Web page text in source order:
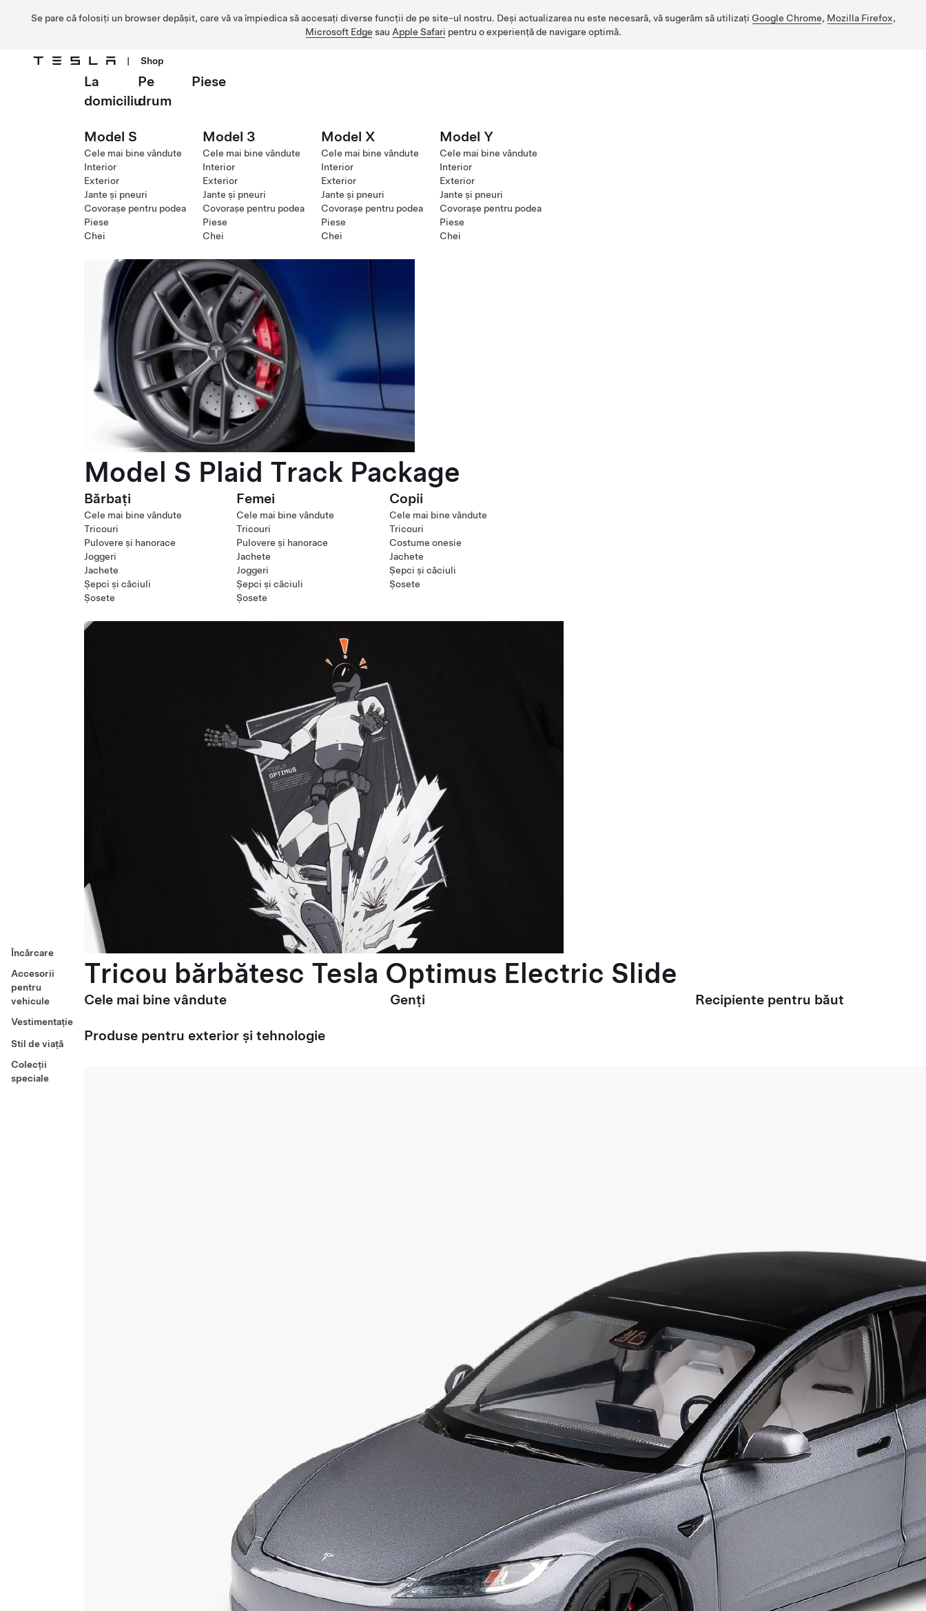
Se pare că folosiți un browser depășit, care vă va împiedica să accesați diverse funcții de pe site-ul nostru. Deși actualizarea nu este necesară, vă sugerăm să utilizați Google Chrome, Mozilla Firefox,
Microsoft Edge sau Apple Safari pentru o experiență de navigare optimă.
Treceți la conținutul principal
| Shop
Încărcare
Accesorii
pentru
vehicule
Vestimentație
Stil de viață
Colecții
speciale
La
domiciliu
Pe
drum
Piese
Model S
Cele mai bine vândute
Interior
Exterior
Jante și pneuri
Covorașe pentru podea
Piese
Chei
Model 3
Cele mai bine vândute
Interior
Exterior
Jante și pneuri
Covorașe pentru podea
Piese
Chei
Model X
Cele mai bine vândute
Interior
Exterior
Jante și pneuri
Covorașe pentru podea
Piese
Chei
Model Y
Cele mai bine vândute
Interior
Exterior
Jante și pneuri
Covorașe pentru podea
Piese
Chei
Model S Plaid Track Package
Bărbați
Cele mai bine vândute
Tricouri
Pulovere și hanorace
Joggeri
Jachete
Șepci și căciuli
Șosete
Femei
Cele mai bine vândute
Tricouri
Pulovere și hanorace
Jachete
Joggeri
Șepci și căciuli
Șosete
Copii
Cele mai bine vândute
Tricouri
Costume onesie
Jachete
Șepci și căciuli
Șosete
Tricou bărbătesc Tesla Optimus Electric Slide
Cele mai bine vândute Genți Recipiente pentru băut
Produse pentru exterior și tehnologie